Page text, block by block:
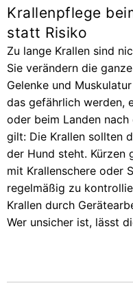
Krallenpflege
statt Risiko
Zu lange Krallen sind
Sie verändern die
Gelenke und
das gefährlich werden,
oder beim Landen nach
gilt: Die Krallen sollten
der Hund steht. Kürzen
mit Krallenschere oder
regelmäßig zu
Krallen durch
Wer unsicher ist, lässt